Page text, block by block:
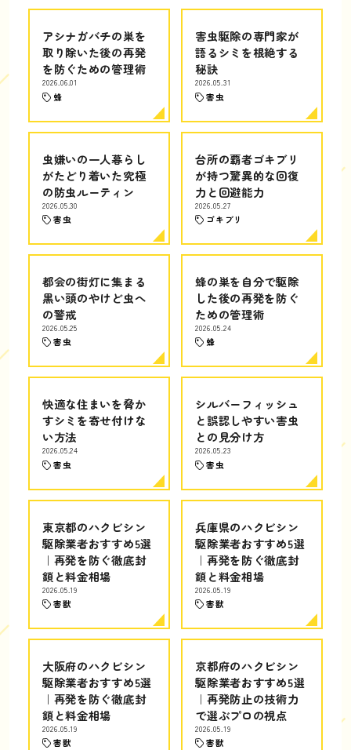
アシナガバチの巣を
取り除いた後の再発
を防ぐための管理術
2026.06.01
蜂
害虫駆除の専門家が
語るシミを根絶する
秘訣
2026.05.31
害虫
虫嫌いの一人暮らし
がたどり着いた究極
の防虫ルーティン
2026.05.30
害虫
台所の覇者ゴキブリ
が持つ驚異的な回復
力と回避能力
2026.05.27
ゴキブリ
都会の街灯に集まる
黒い頭のやけど虫へ
の警戒
2026.05.25
害虫
蜂の巣を自分で駆除
した後の再発を防ぐ
ための管理術
2026.05.24
蜂
快適な住まいを脅か
すシミを寄せ付けな
い方法
2026.05.24
害虫
シルバーフィッシュ
と誤認しやすい害虫
との見分け方
2026.05.23
害虫
東京都のハクビシン
駆除業者おすすめ5選
｜再発を防ぐ徹底封
鎖と料金相場
2026.05.19
害獣
兵庫県のハクビシン
駆除業者おすすめ5選
｜再発を防ぐ徹底封
鎖と料金相場
2026.05.19
害獣
大阪府のハクビシン
駆除業者おすすめ5選
｜再発を防ぐ徹底封
鎖と料金相場
2026.05.19
害獣
京都府のハクビシン
駆除業者おすすめ5選
｜再発防止の技術力
で選ぶプロの視点
2026.05.19
害獣